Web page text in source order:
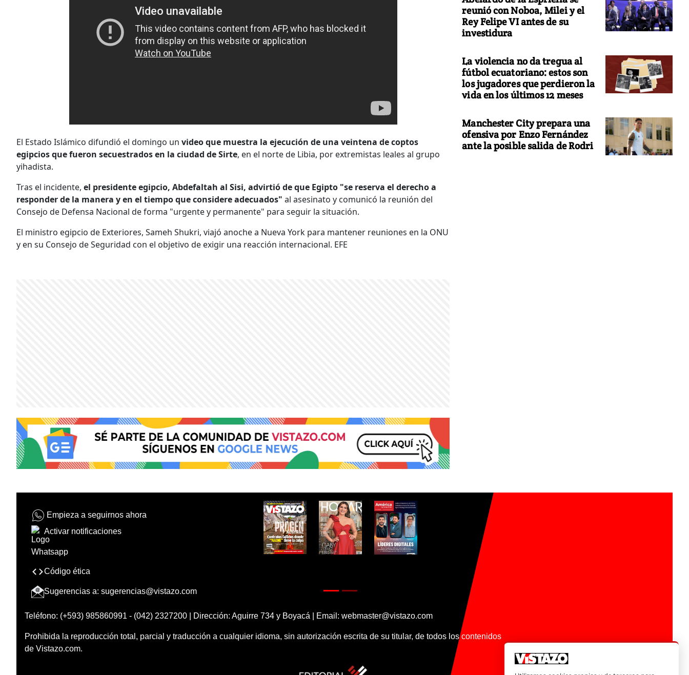
El Estado Islámico difundió el domingo un video que muestra la ejecución de una veintena de coptos
egipcios que fueron secuestrados en la ciudad de Sirte, en el norte de Libia, por extremistas leales al grupo
yihadista.
Tras el incidente, el presidente egipcio, Abdefaltah al Sisi, advirtió de que Egipto "se reserva el derecho a
responder de la manera y en el tiempo que considere adecuados" al asesinato y comunicó la reunión del
Consejo de Defensa Nacional de forma "urgente y permanente" para seguir la situación.
El ministro egipcio de Exteriores, Sameh Shukri, viajó anoche a Nueva York para mantener reuniones en la ONU
y en su Consejo de Seguridad con el objetivo de exigir una reacción internacional. EFE
reunió con Noboa, Milei y el
Rey Felipe VI antes de su
investidura
La violencia no da tregua al
fútbol ecuatoriano: estos son
los jugadores que perdieron la
vida en los últimos 12 meses
Manchester City prepara una
ofensiva por Enzo Fernández
ante la posible salida de Rodri
Empieza a seguirnos ahora
Activar notificaciones
Código ética
Sugerencias a: sugerencias@vistazo.com
Teléfono: (+593) 985860991 - (042) 2327200 | Dirección: Aguirre 734 y Boyacá | Email: webmaster@vistazo.com
Prohibida la reproducción total, parcial y traducción a cualquier idioma, sin autorización escrita de su titular, de todos los contenidos
de Vistazo.com.